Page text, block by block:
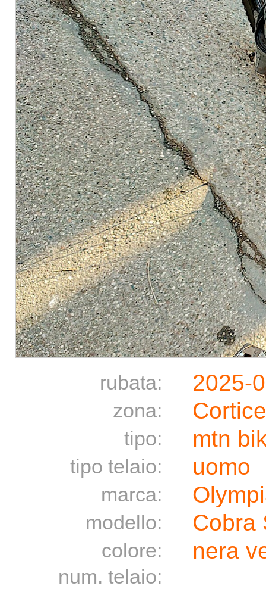
rubata: 2025-
zona:
tipo: mtn
tipo telaio: uomo
marca:
modello: Cobra
colore: nera
num. telaio: